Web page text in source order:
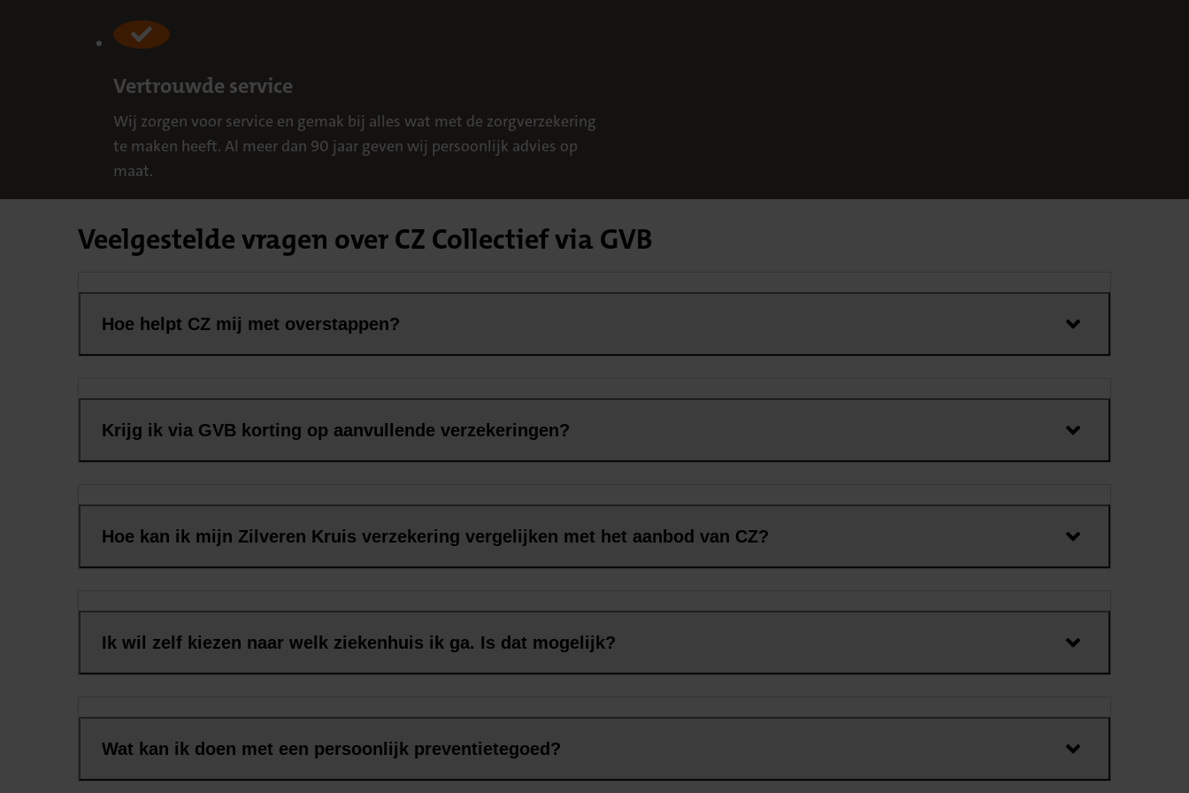
Vertrouwde service
Wij zorgen voor service en gemak bij alles wat met de zorgverzekering
te maken heeft. Al meer dan 90 jaar geven wij persoonlijk advies op
maat.
Veelgestelde vragen over CZ Collectief via GVB
Hoe helpt CZ mij met overstappen?
Krijg ik via GVB korting op aanvullende verzekeringen?
Hoe kan ik mijn Zilveren Kruis verzekering vergelijken met het aanbod van CZ?
Ik wil zelf kiezen naar welk ziekenhuis ik ga. Is dat mogelijk?
Wat kan ik doen met een persoonlijk preventietegoed?